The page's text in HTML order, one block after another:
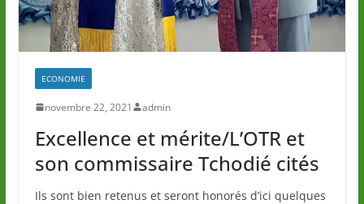
ECONOMIE
novembre 22, 2021 admin
Excellence et mérite/L’OTR et
son commissaire Tchodié cités
Ils sont bien retenus et seront honorés d’ici quelques